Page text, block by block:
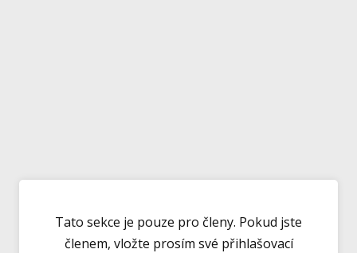
Tato sekce je pouze pro členy. Pokud jste
členem, vložte prosím své přihlašovací